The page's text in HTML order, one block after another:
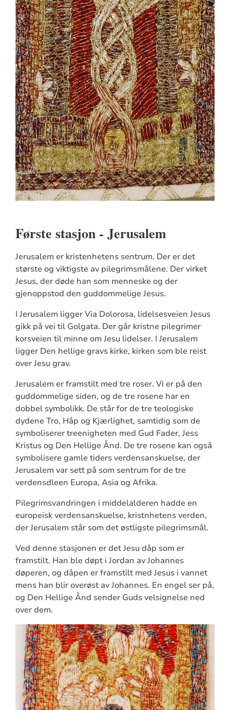
Første stasjon - Jerusalem
Jerusalem er kristenhetens sentrum. Der er det
største og viktigste av pilegrimsmålene. Der virket
Jesus, der døde han som menneske og der
gjenoppstod den guddommelige Jesus.
I Jerusalem ligger Via Dolorosa, lidelsesveien Jesus
gikk på vei til Golgata. Der går kristne pilegrimer
korsveien til minne om Jesu lidelser. I Jerusalem
ligger Den hellige gravs kirke, kirken som ble reist
over Jesu grav.
Jerusalem er framstilt med tre roser. Vi er på den
guddommelige siden, og de tre rosene har en
dobbel symbolikk. De står for de tre teologiske
dydene Tro, Håp og Kjærlighet, samtidig som de
symboliserer treenigheten med Gud Fader, Jess
Kristus og Den Hellige Ånd. De tre rosene kan også
symbolisere gamle tiders verdensanskuelse, der
Jerusalem var sett på som sentrum for de tre
verdensdleen Europa, Asia og Afrika.
Pilegrimsvandringen i middelalderen hadde en
europeisk verdensanskuelse, kristnhetens verden,
der Jerusalem står som det østligste pilegrimsmål.
Ved denne stasjonen er det Jesu dåp som er
framstilt. Han ble døpt i Jordan av Johannes
døperen, og dåpen er framstilt med Jesus i vannet
mens han blir overøst av Johannes. En engel ser på,
og Den Hellige Ånd sender Guds velsignelse ned
over dem.